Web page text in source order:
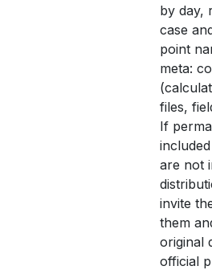
by day,
case
point
meta:
files,
If
are not
invite
them
original
official